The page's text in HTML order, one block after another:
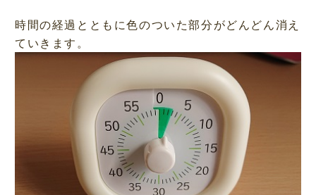
時間の経過とともに色のついた部分がどんどん消え
ていきます。